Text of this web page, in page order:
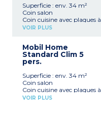
Superficie : env. 34 m²
Coin salon
Coin cuisine avec plaques à
induction, réfrigérateur,
1 chambre avec 1 lit double
(140x190 ou 160x190)
1 chambre avec 2 lits
1 chambre avec 1 lit simple
(80x190)
Salle de douche, WC séparé
Climatisation réversible, TV
VOIR PLUS
Mobil Home
Standard Clim 5
pers.
Superficie : env. 34 m²
Coin salon
Coin cuisine avec plaques à
induction, réfrigérateur,
VOIR PLUS